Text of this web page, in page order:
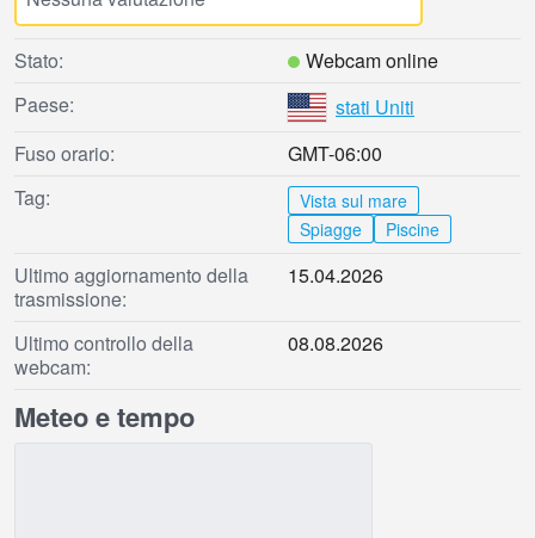
Stato:
Webcam online
Paese:
stati Uniti
Fuso orario:
GMT-06:00
Tag:
Vista sul mare
Spiagge
Piscine
Ultimo aggiornamento della
trasmissione:
15.04.2026
Ultimo controllo della
webcam:
08.08.2026
Meteo e tempo